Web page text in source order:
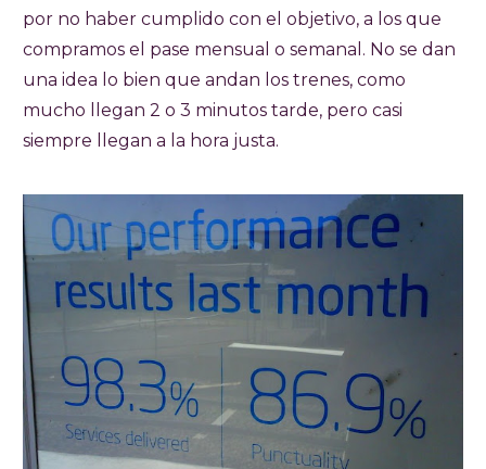
por no haber cumplido con el objetivo, a los que
compramos el pase mensual o semanal. No se dan
una idea lo bien que andan los trenes, como
mucho llegan 2 o 3 minutos tarde, pero casi
siempre llegan a la hora justa.